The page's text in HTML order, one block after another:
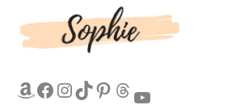
Amazon Facebook InstagramTikTok Pinterest Threads YouTube